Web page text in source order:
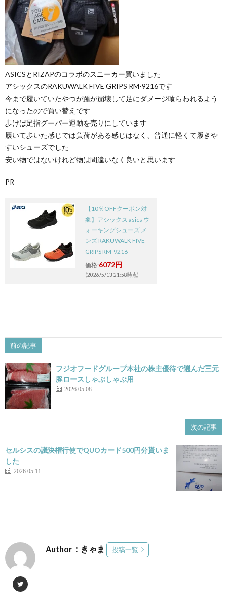
ASICSとRIZAPのコラボのスニーカー買いました
アシックスのRAKUWALK FIVE GRIPS RM-9216です
今まで履いていたやつが踵が崩壊して足にダメージ喰らわれるよう
になったので買い替えです
歩けば足指グーパー運動を売りにしています
履いて歩いた感じでは負荷がある感じはなく、普通に軽くて履きや
すいシューズでした
安い物ではないけれど物は間違いなく良いと思います
PR
【10％OFFクーポン対
象】アシックス asics ウ
ォーキングシューズ メ
ンズ RAKUWALK FIVE
GRIPS RM-9216
価格:6072円
(2026/5/13 21:58時点)
前の記事
フジオフードグループ本社の株主優待で選んだ三元
豚ロースしゃぶしゃぶ用
2026.05.08
次の記事
セルシスの議決権行使でQUOカード500円分貰いま
した
2026.05.11
Author：きゃま 投稿一覧